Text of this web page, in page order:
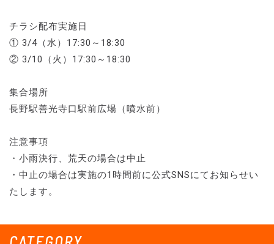
チラシ配布実施日
① 3/4（水）17:30～18:30
② 3/10（火）17:30～18:30
集合場所
長野駅善光寺口駅前広場（噴水前）
注意事項
・小雨決行、荒天の場合は中止
・中止の場合は実施の1時間前に公式SNSにてお知らせい
たします。